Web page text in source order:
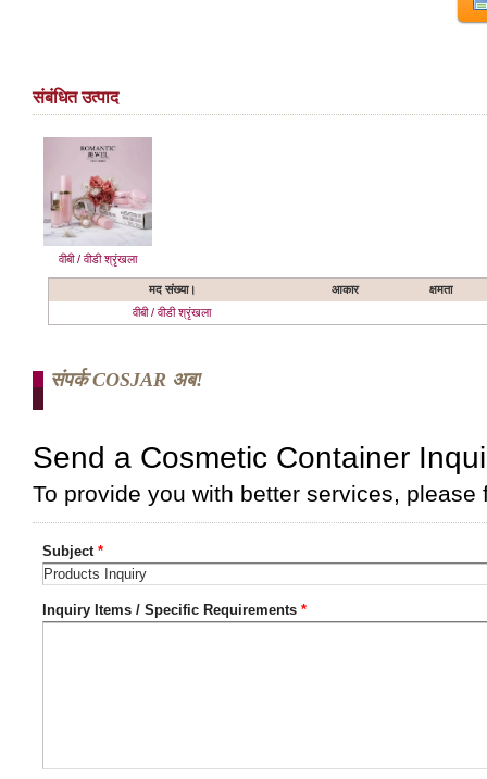
संबंधित उत्पाद
वीबी / वीडी श्रृंखला
मद संख्या। आकार
क्षमता
वीबी / वीडी श्रृंखला
संपर्क COSJAR अब!